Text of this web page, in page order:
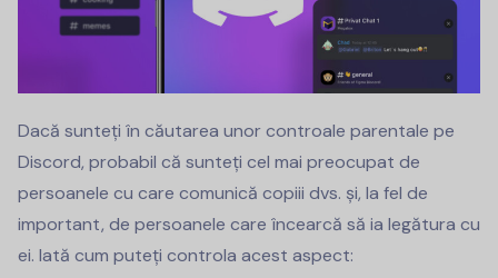
Dacă sunteți în căutarea unor controale parentale pe
Discord, probabil că sunteți cel mai preocupat de
persoanele cu care comunică copiii dvs. și, la fel de
important, de persoanele care încearcă să ia legătura cu
ei. Iată cum puteți controla acest aspect: